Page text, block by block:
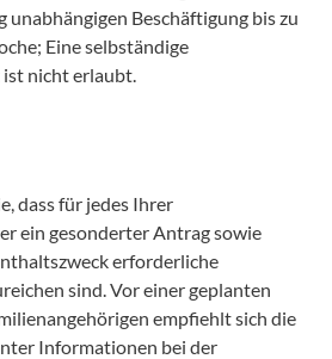
unabhängigen Beschäftigung bis zu
Eine selbständige
nicht erlaubt.
dass für jedes Ihrer
ein gesonderter Antrag sowie
erforderliche
sind. Vor einer geplanten
empfiehlt sich die
Informationen bei der